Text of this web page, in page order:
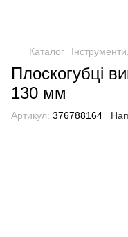
Каталог
Плоскогубці
130 мм
Артикул: 376788164